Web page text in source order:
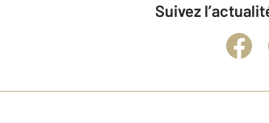
Suivez